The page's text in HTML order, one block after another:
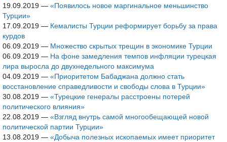
19.09.2019 — «Появилось новое маргинальное меньшинство
Турции»
17.09.2019 — Кемалисты Турции реформирует борьбу за права
курдов
06.09.2019 — Множество скрытых трещин в экономике Турции
06.09.2019 — На фоне замедления темпов инфляции турецкая
лира выросла до двухнедельного максимума
04.09.2019 — «Приоритетом Бабаджана должно стать
восстановление справедливости и свободы слова в Турции»
30.08.2019 — «Турецкие генералы расстроены потерей
политического влияния»
22.08.2019 — «Взгляд внутрь самой многообещающей новой
политической партии Турции»
13.08.2019 — «Добыча полезных ископаемых имеет приоритет